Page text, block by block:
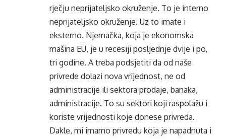
rječju neprijateljsko okruženje. To je interno
neprijateljsko okruženje. Uz to imate i
eksterno. Njemačka, koja je ekonomska
mašina EU, je u recesiji posljednje dvije i po,
tri godine. A treba podsjetiti da od naše
privrede dolazi nova vrijednost, ne od
administracije ili sektora prodaje, banaka,
administracije. To su sektori koji raspolažu i
koriste vrijednosti koje donese privreda.
Dakle, mi imamo privredu koja je napadnuta i